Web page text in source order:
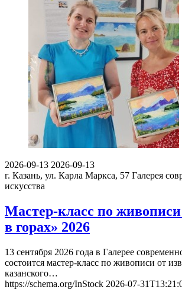
2026-09-13 2026-09-13
г. Казань, ул. Карла Маркса, 57 Галерея
искусства
Мастер-класс по
в горах» 2026
13 сентября 2026 года в Галерее
состоится мастер-класс по живописи от
казанского…
https://schema.org/InStock 2026-07-